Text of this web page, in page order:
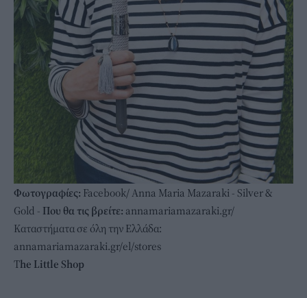
Φωτογραφίες: Facebook/ Anna Maria Mazaraki - Silver &
Gold - Που θα τις βρείτε: annamariamazaraki.gr/
Kαταστήματα σε όλη την Ελλάδα:
annamariamazaraki.gr/el/stores
Τhe Little Shop